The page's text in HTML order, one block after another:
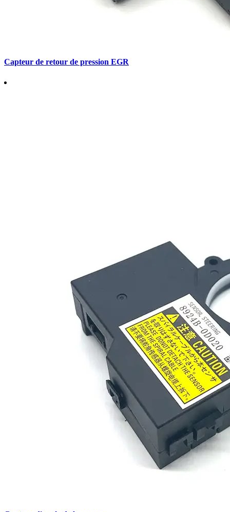
Capteur de retour de pression EGR